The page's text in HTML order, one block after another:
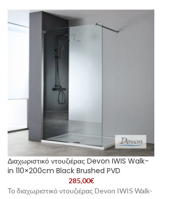
Διαχωριστικό ντουζιέρας Devon IWIS Walk-
in 110×200cm Black Brushed PVD
285,00€
Το διαχωριστικό ντουζιέρας Devon IWIS Walk-